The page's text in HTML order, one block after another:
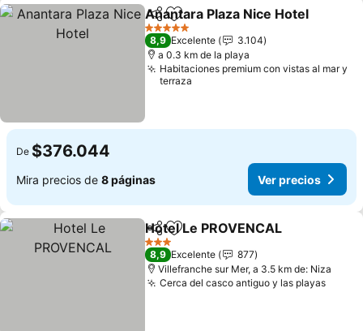
CompartirAgregar a favoritos
Anantara Plaza Nice Hotel
5 Estrellas
8,9 Excelente
3.104
a 0.3 km de la playa
Habitaciones premium con vistas al mar y
terraza
De $376.044
Mira precios de 8 páginas Ver precios
CompartirAgregar a favoritos
Hotel Le PROVENCAL
3 Estrellas
8,9 Excelente
877
Villefranche sur Mer, a 3.5 km de: Niza
Cerca del casco antiguo y las playas